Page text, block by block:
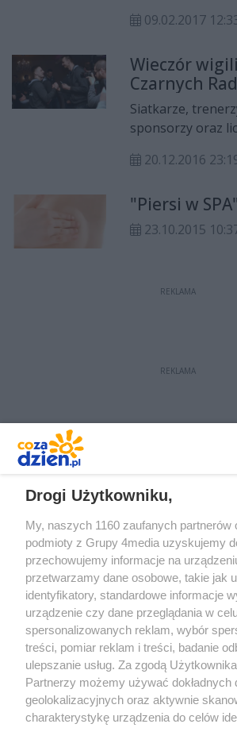
obecni rodzice
dziecku.
09.02.2017
Wieczór
Czarnych
Siatkarze,
sponsorzy oraz
poniedziałkowy
hotelu Aviator w
tego wyjątkowego
noworocznych
20.12.2016
"Piersi w
23.10.2015
REKLAMA
REKLAMA
Redakcja Reklama
the:protocol
Drogi Użytkowniku,
My, naszych 1160 zaufanych partnerów
podmioty z Grupy 4media uzyskujemy
przechowujemy informacje na
przetwarzamy dane osobowe, takie jak
identyfikatory, standardowe informacje
urządzenie czy dane przeglądania w
spersonalizowanych reklam, wybór
treści, pomiar reklam i treści, badanie
ulepszanie usług. Za zgodą
Partnerzy możemy używać dokładnych
geolokalizacyjnych oraz aktywnie
charakterystykę urządzenia do celów